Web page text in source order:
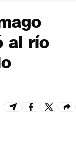
al río